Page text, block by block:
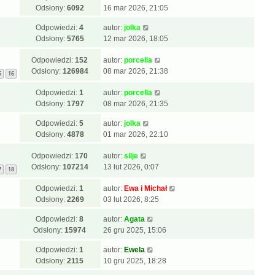
Odsłony: 6092
16 mar 2026, 21:05
Odpowiedzi:4
Odsłony: 5765
autor: jolka
12 mar 2026, 18:05
16
Odpowiedzi:152
Odsłony: 126984
autor: porcella
08 mar 2026, 21:38
Odpowiedzi:1
Odsłony: 1797
autor: porcella
08 mar 2026, 21:35
Odpowiedzi:5
Odsłony: 4878
autor: jolka
01 mar 2026, 22:10
18
Odpowiedzi:170
Odsłony: 107214
autor: silje
13 lut 2026, 0:07
Odpowiedzi:1
Odsłony: 2269
autor: Ewa i Michał
03 lut 2026, 8:25
Odpowiedzi:8
Odsłony:15974
autor: Agata
26 gru 2025, 15:06
Odpowiedzi:1
Odsłony:2115
autor: Ewela
10 gru 2025, 18:28